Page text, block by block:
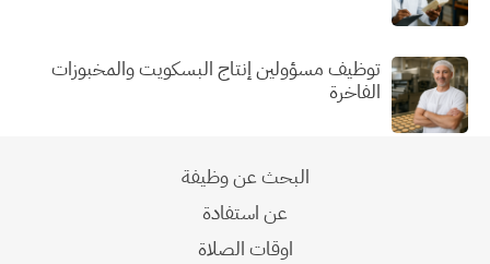
توظيف مسؤولين إنتاج البسكويت والمخبوزات
الفاخرة
البحث عن وظيفة
عن استفادة
اوقات الصلاة